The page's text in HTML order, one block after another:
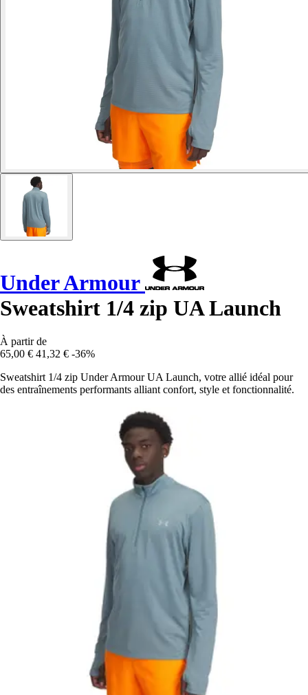
Under Armour
Sweatshirt 1/4 zip UA Launch
À partir de
65,00 € 41,32 € -36%
Sweatshirt 1/4 zip Under Armour UA Launch, votre allié idéal pour
des entraînements performants alliant confort, style et fonctionnalité.